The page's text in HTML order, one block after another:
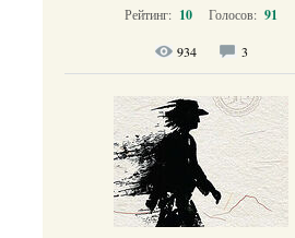
Рейтинг: 10 Голосов: 91
934 3